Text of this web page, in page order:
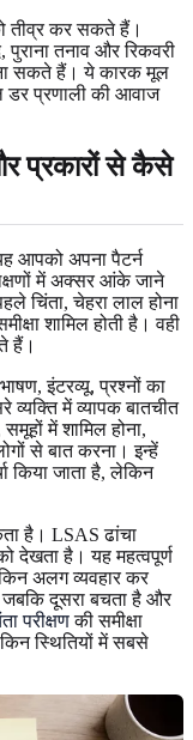
तीव्र कर सकते हैं।
तनाव और रिकवरी
सकते हैं। ये कारक मूल
प्रणाली की आवाज
प्रकारों से कैसे
आपको अपना पैटर्न
में अक्सर आंके जाने
चिंता, चेहरा लाल होना
शामिल होती है। वही
हैं।
इंटरव्यू, प्रश्नों का
में व्यापक बातचीत
में शामिल होना,
से बात करना। इन्हें
किया जाता है, लेकिन
है। LSAS ढांचा
देखता है। यह महत्वपूर्ण
अलग व्यवहार कर
दूसरा बचता है और
परीक्षणकी समीक्षा
स्थितियों में सबसे